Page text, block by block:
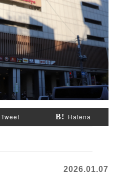
Tweet Hatena
2026.01.07